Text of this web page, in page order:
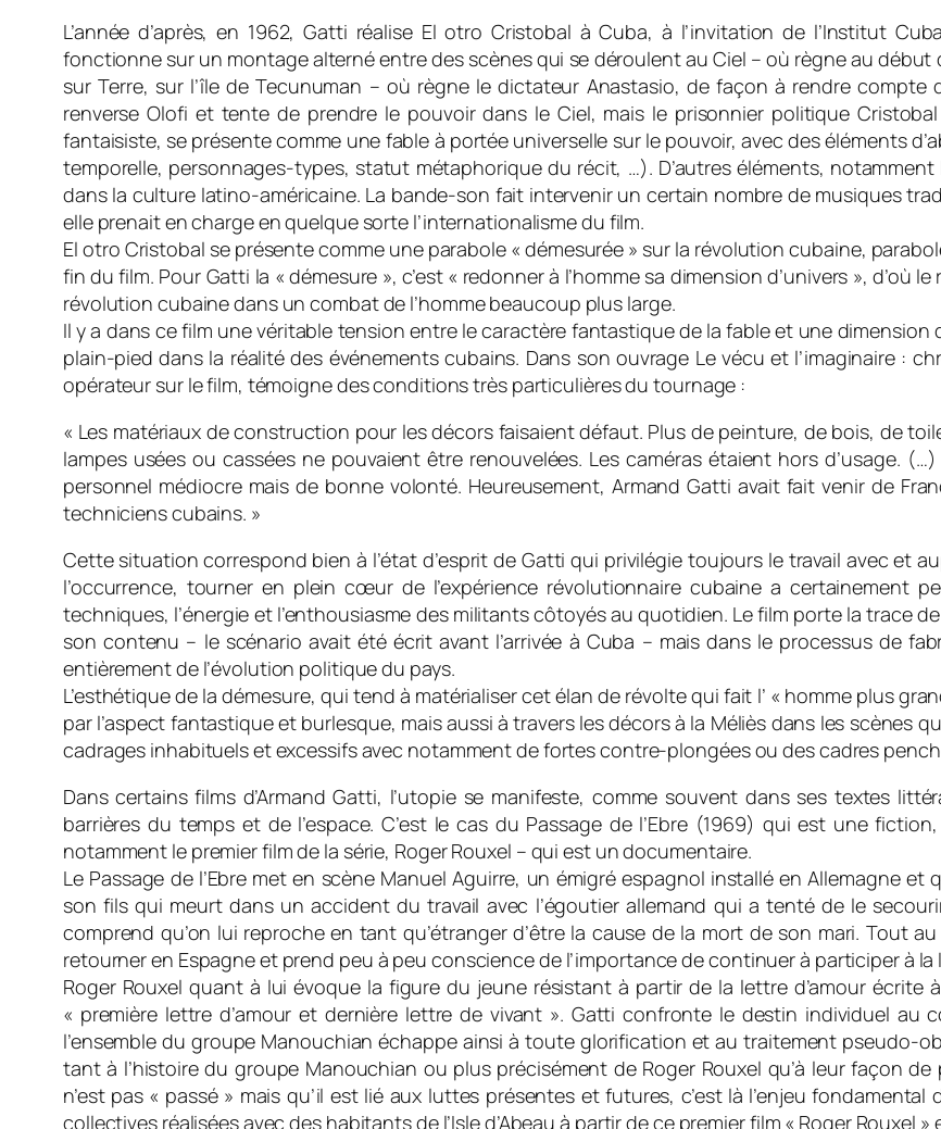
L’année d’après, en 1962, Gatti réalise El otro Cristobal à Cuba, à l’invitation de l’Institut
fonctionne sur un montage alterné entre des scènes qui se déroulent au Ciel – où règne au début
sur Terre, sur l’île de Tecunuman – où règne le dictateur Anastasio, de façon à rendre
renverse Olofi et tente de prendre le pouvoir dans le Ciel, mais le prisonnier politique
fantaisiste, se présente comme une fable à portée universelle sur le pouvoir, avec des éléments
temporelle, personnages-types, statut métaphorique du récit, …). D’autres éléments,
dans la culture latino-américaine. La bande-son fait intervenir un certain nombre de musiques
elle prenait en charge en quelque sorte l’internationalisme du film.
El otro Cristobal se présente comme une parabole « démesurée » sur la révolution cubaine,
fin du film. Pour Gatti la « démesure », c’est « redonner à l’homme sa dimension d’univers », d’où
révolution cubaine dans un combat de l’homme beaucoup plus large.
Il y a dans ce film une véritable tension entre le caractère fantastique de la fable et une
plain-pied dans la réalité des événements cubains. Dans son ouvrage Le vécu et l’imaginaire :
opérateur sur le film, témoigne des conditions très particulières du tournage :
« Les matériaux de construction pour les décors faisaient défaut. Plus de peinture, de bois, de
lampes usées ou cassées ne pouvaient être renouvelées. Les caméras étaient hors d’usage.
personnel médiocre mais de bonne volonté. Heureusement, Armand Gatti avait fait venir de
techniciens cubains. »
Cette situation correspond bien à l’état d’esprit de Gatti qui privilégie toujours le travail avec et
l’occurrence, tourner en plein cœur de l’expérience révolutionnaire cubaine a certainement
techniques, l’énergie et l’enthousiasme des militants côtoyés au quotidien. Le film porte la trace
son contenu – le scénario avait été écrit avant l’arrivée à Cuba – mais dans le processus de
entièrement de l’évolution politique du pays.
L’esthétique de la démesure, qui tend à matérialiser cet élan de révolte qui fait l’ « homme plus
par l’aspect fantastique et burlesque, mais aussi à travers les décors à la Méliès dans les scènes
cadrages inhabituels et excessifs avec notamment de fortes contre-plongées ou des cadres
Dans certains films d’Armand Gatti, l’utopie se manifeste, comme souvent dans ses textes
barrières du temps et de l’espace. C’est le cas du Passage de l’Ebre (1969) qui est une
notamment le premier film de la série, Roger Rouxel – qui est un documentaire.
Le Passage de l’Ebre met en scène Manuel Aguirre, un émigré espagnol installé en Allemagne
son fils qui meurt dans un accident du travail avec l’égoutier allemand qui a tenté de le
comprend qu’on lui reproche en tant qu’étranger d’être la cause de la mort de son mari. Tout
retourner en Espagne et prend peu à peu conscience de l’importance de continuer à participer à la
Roger Rouxel quant à lui évoque la figure du jeune résistant à partir de la lettre d’amour
« première lettre d’amour et dernière lettre de vivant ». Gatti confronte le destin individuel au
l’ensemble du groupe Manouchian échappe ainsi à toute glorification et au traitement pseudo-
tant à l’histoire du groupe Manouchian ou plus précisément de Roger Rouxel qu’à leur façon
n’est pas « passé » mais qu’il est lié aux luttes présentes et futures, c’est là l’enjeu
collectives réalisées avec des habitants de l’Isle d’Abeau à partir de ce premier film « Roger Rouxel